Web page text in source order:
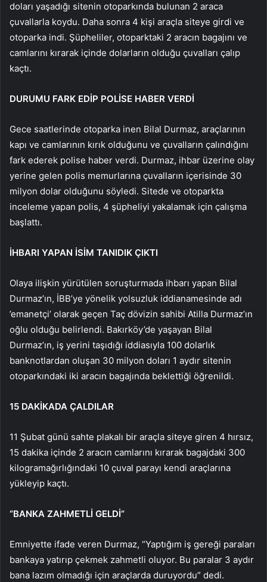
doları yaşadığı sitenin otoparkında bulunan 2 araca
çuvallarla koydu. Daha sonra 4 kişi araçla siteye girdi ve
otoparka indi. Şüpheliler, otoparktaki 2 aracın bagajını ve
camlarını kırarak içinde dolarların olduğu çuvalları çalıp
kaçtı.
DURUMU FARK EDİP POLİSE HABER VERDİ
Gece saatlerinde otoparka inen Bilal Durmaz, araçlarının
kapı ve camlarının kırık olduğunu ve çuvalların çalındığını
fark ederek polise haber verdi. Durmaz, ihbar üzerine olay
yerine gelen polis memurlarına çuvalların içerisinde 30
milyon dolar olduğunu söyledi. Sitede ve otoparkta
inceleme yapan polis, 4 şüpheliyi yakalamak için çalışma
başlattı.
İHBARI YAPAN İSİM TANIDIK ÇIKTI
Olaya ilişkin yürütülen soruşturmada ihbarı yapan Bilal
Durmaz’ın, İBB’ye yönelik yolsuzluk iddianamesinde adı
’emanetçi’ olarak geçen Taç dövizin sahibi Atilla Durmaz’ın
oğlu olduğu belirlendi. Bakırköy’de yaşayan Bilal
Durmaz’ın, iş yerini taşıdığı iddiasıyla 100 dolarlık
banknotlardan oluşan 30 milyon doları 1 aydır sitenin
otoparkındaki iki aracın bagajında beklettiği öğrenildi.
15 DAKİKADA ÇALDILAR
11 Şubat günü sahte plakalı bir araçla siteye giren 4 hırsız,
15 dakika içinde 2 aracın camlarını kırarak bagajdaki 300
kilogramağırlığındaki 10 çuval parayı kendi araçlarına
yükleyip kaçtı.
“BANKA ZAHMETLİ GELDİ”
Emniyette ifade veren Durmaz, “Yaptığım iş gereği paraları
bankaya yatırıp çekmek zahmetli oluyor. Bu paralar 3 aydır
bana lazım olmadığı için araçlarda duruyordu” dedi.